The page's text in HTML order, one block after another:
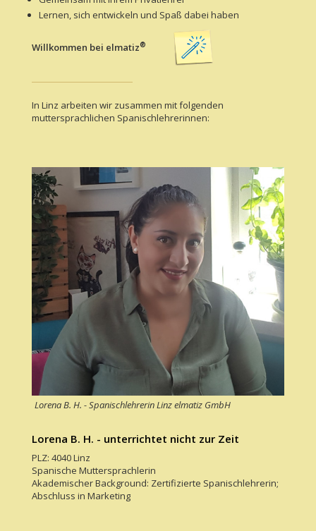
Lernen, sich entwickeln und Spaß dabei haben
Willkommen bei elmatiz®
In Linz arbeiten wir zusammen mit folgenden
muttersprachlichen Spanischlehrerinnen:
Lorena B. H. - Spanischlehrerin Linz elmatiz GmbH
Lorena B. H. - unterrichtet nicht zur Zeit
PLZ: 4040 Linz
Spanische Muttersprachlerin
Akademischer Background: Zertifizierte Spanischlehrerin;
Abschluss in Marketing